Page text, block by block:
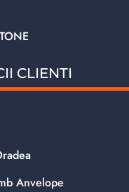
CLIENTI
Anvelope